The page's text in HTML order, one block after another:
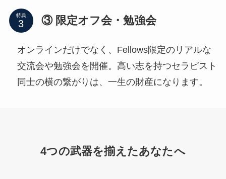
特典 ③ 限定オフ会・勉強会
オンラインだけでなく、Fellows限定のリアルな
交流会や勉強会を開催。高い志を持つセラピスト
同士の横の繋がりは、一生の財産になります。
4つの武器を揃えたあなたへ